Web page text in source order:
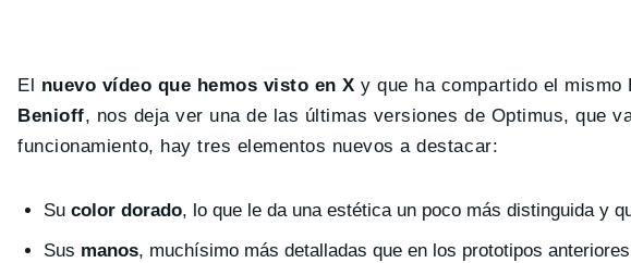
El nuevo vídeo que hemos visto en X y que ha compartido el
Benioff, nos deja ver una de las últimas versiones de Optimus, que
funcionamiento, hay tres elementos nuevos a destacar:
Su color dorado, lo que le da una estética un poco más distinguida y
Sus manos, muchísimo más detalladas que en los prototipos